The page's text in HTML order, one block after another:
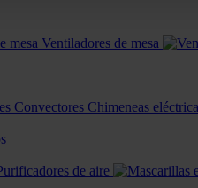
Ventiladores de mesa
Convectores Chimeneas
de aire